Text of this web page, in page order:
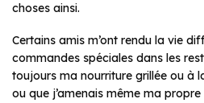
choses ainsi.
Certains amis m’ont rendu la vie
commandes spéciales dans les
toujours ma nourriture grillée ou à
ou que j’amenais même ma